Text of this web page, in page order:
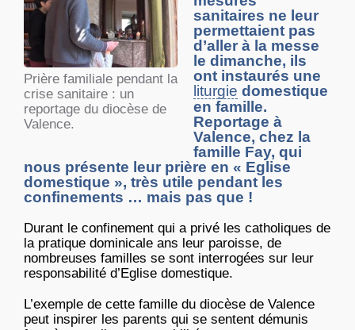
Prière familiale pendant la
crise sanitaire : un
reportage du diocèse de
Valence.
sanitaires ne leur
permettaient pas
d’aller à la messe
le dimanche, ils
ont instaurés une
liturgie domestique
en famille.
Reportage à
Valence, chez la
famille Fay, qui
nous présente leur prière en « Eglise
domestique », très utile pendant les
confinements … mais pas que !
Durant le confinement qui a privé les catholiques de
la pratique dominicale ans leur paroisse, de
nombreuses familles se sont interrogées sur leur
responsabilité d’Eglise domestique.
L’exemple de cette famille du diocèse de Valence
peut inspirer les parents qui se sentent démunis